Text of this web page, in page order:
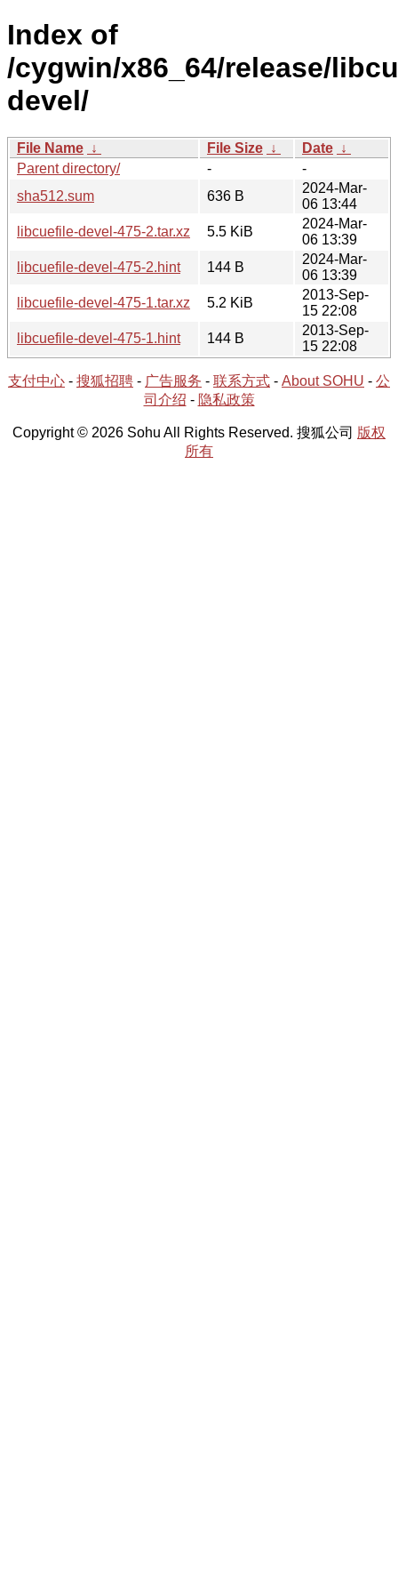
Index of
/cygwin/x86_64/release/
devel/
File Name ↓ File Size ↓ Date ↓
Parent directory/
-
-
sha512.sum
636 B
2024-Mar-
06 13:44
libcuefile-devel-475-2.tar.xz
5.5 KiB
2024-Mar-
06 13:39
libcuefile-devel-475-2.hint
144 B
2024-Mar-
06 13:39
libcuefile-devel-475-1.tar.xz
5.2 KiB
2013-Sep-
15 22:08
libcuefile-devel-475-1.hint
144 B
2013-Sep-
15 22:08
支付中心 - 搜狐招聘 - 广告服务 - 联系方式 - About SOHU - 公
司介绍 - 隐私政策
Copyright © 2026 Sohu All Rights Reserved. 搜狐公司 版权
所有